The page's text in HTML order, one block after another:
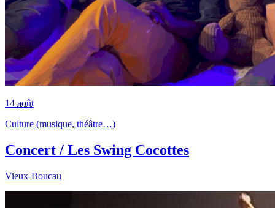
14 août
Culture (musique, théâtre…)
Concert / Les Swing Cocottes
Vieux-Boucau